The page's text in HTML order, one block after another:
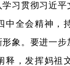
习贯彻习近平
中全会精神，
象。要进一步
释，发挥妈祖